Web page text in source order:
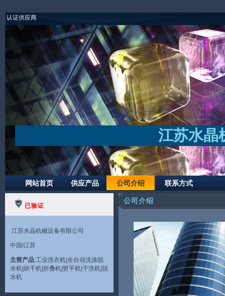
认证供应商
江苏水晶
网站首页 供应产品 公司介绍 联系方式
已验证
江苏水晶机械设备有限公司
中国/江苏
主营产品:工业洗衣机|全自动洗涤脱
水机|烘干机|折叠机|熨平机|干洗机|脱
水机
公司介绍